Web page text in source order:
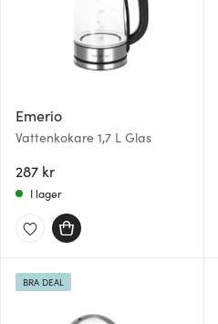
Emerio
Vattenkokare 1,7 L Glas
287 kr
I lager
BRA DEAL